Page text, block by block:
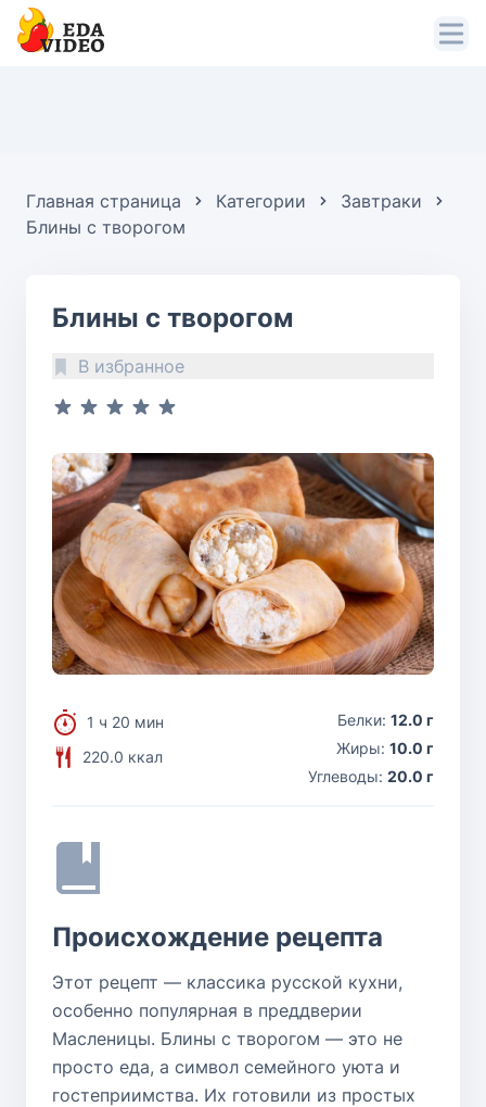
Главная страница Категории
Завтраки
Блины с творогом
Блины с творогом
В избранное
1 ч 20 мин
220.0 ккал
Белки: 12.0 г
Жиры: 10.0 г
Углеводы: 20.0 г
Происхождение рецепта
Этот рецепт — классика русской кухни,
особенно популярная в преддверии
Масленицы. Блины с творогом — это не
просто еда, а символ семейного уюта и
гостеприимства. Их готовили из простых